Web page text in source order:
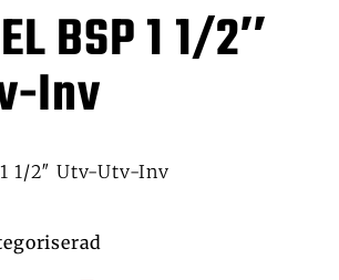
BSP 1 1/2″
Inv
1/2″ Utv-Utv-Inv